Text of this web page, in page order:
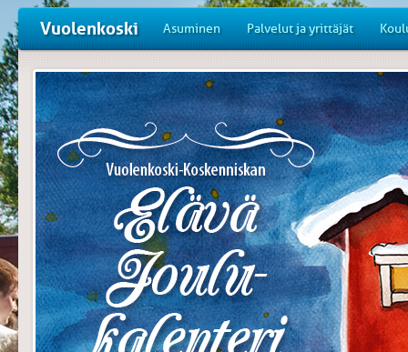
Vuolenkoski Asuminen Palvelut ja yrittäjät